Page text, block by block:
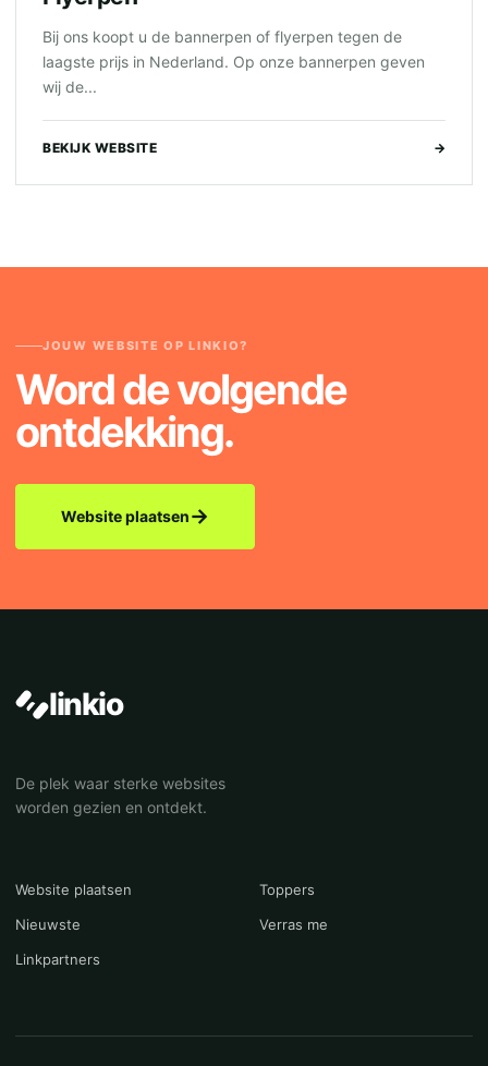
Bij ons koopt u de bannerpen of flyerpen tegen de
laagste prijs in Nederland. Op onze bannerpen geven
wij de...
BEKIJK WEBSITE →
JOUW WEBSITE OP LINKIO?
Word de volgende
ontdekking.
Website plaatsen→
linkio
De plek waar sterke websites
worden gezien en ontdekt.
Website plaatsen
Toppers
Nieuwste
Verras me
Linkpartners